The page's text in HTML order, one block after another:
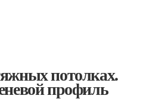
потолках.
профиль